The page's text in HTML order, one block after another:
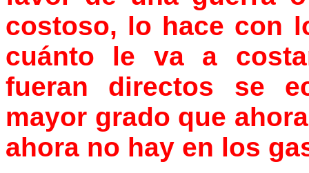
costoso, lo hace con
cuánto le va a
fueran directos se
mayor grado que
ahora no hay en los